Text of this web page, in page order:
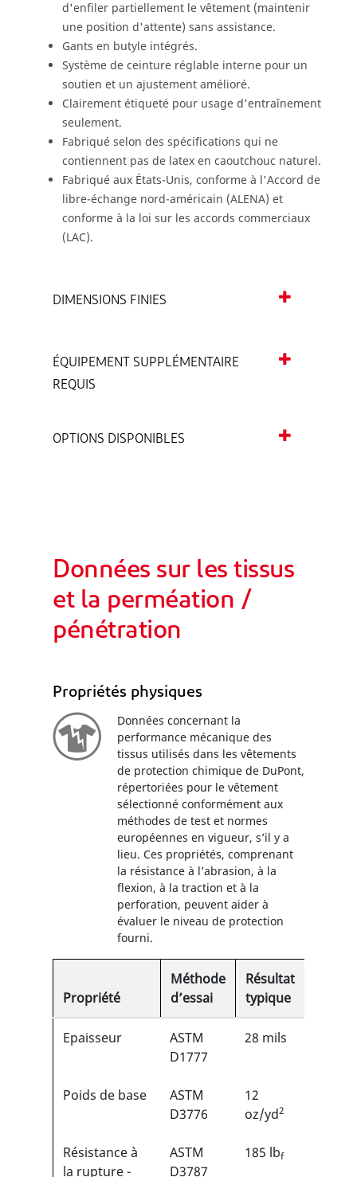
d'enfiler partiellement le vêtement (maintenir
une position d'attente) sans assistance.
Gants en butyle intégrés.
Système de ceinture réglable interne pour un
soutien et un ajustement amélioré.
Clairement étiqueté pour usage d'entraînement
seulement.
Fabriqué selon des spécifications qui ne
contiennent pas de latex en caoutchouc naturel.
Fabriqué aux États-Unis, conforme à l'Accord de
libre-échange nord-américain (ALENA) et
conforme à la loi sur les accords commerciaux
(LAC).
DIMENSIONS FINIES
ÉQUIPEMENT SUPPLÉMENTAIRE
REQUIS
OPTIONS DISPONIBLES
Données sur les tissus
et la perméation /
pénétration
Propriétés physiques
Données concernant la
performance mécanique des
tissus utilisés dans les vêtements
de protection chimique de DuPont,
répertoriées pour le vêtement
sélectionné conformément aux
méthodes de test et normes
européennes en vigueur, s’il y a
lieu. Ces propriétés, comprenant
la résistance à l’abrasion, à la
flexion, à la traction et à la
perforation, peuvent aider à
évaluer le niveau de protection
fourni.
Propriété
Méthode
d’essai
Résultat
typique
Epaisseur
ASTM
D1777
28 mils
Poids de base
ASTM
D3776
12
oz/yd2
Résistance à
la rupture -
ASTM
D3787
185 lbf